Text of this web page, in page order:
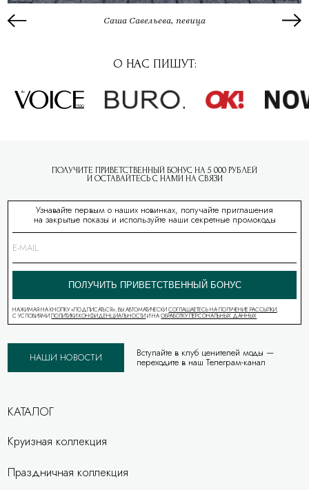
Саша Савельева, певица
О НАС ПИШУТ:
КАТАЛОГ
Круизная коллекция
Праздничная коллекция
ПОЛУЧИТЕ ПРИВЕТСТВЕННЫЙ БОНУС НА 5 000 РУБЛЕЙ
И ОСТАВАЙТЕСЬ С НАМИ НА СВЯЗИ
Узнавайте первым о наших новинках, получайте приглашения
на закрытые показы и используйте наши секретные промокоды
ПОЛУЧИТЬ ПРИВЕТСТВЕННЫЙ БОНУС
НАЖИМАЯ НА КНОПКУ «ПОДПИСАТЬСЯ», ВЫ АВТОМАТИЧЕСКИСОГЛАШАЕТЕСЬ НА ПОЛУЧЕНИЕ РАССЫЛКИ,
С УСЛОВИЯМИПОЛИТИКИ КОНФИДЕНЦИАЛЬНОСТИИ НАОБРАБОТКУ ПЕРСОНАЛЬНЫХ ДАННЫХ
НАШИ НОВОСТИ Вступайте в клуб ценителей моды —
переходите в наш Телеграм-канал